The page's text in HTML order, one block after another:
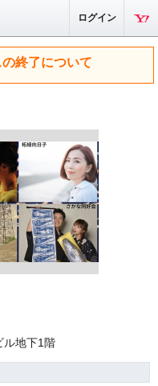
ログイン
終了について
地下1階